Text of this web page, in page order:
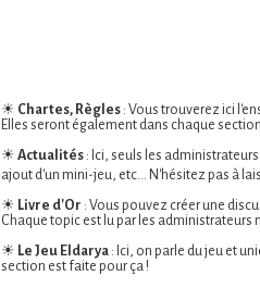
☀ Chartes, Règles : Vous trouverez ici
Elles seront également dans chaque
☀ Actualités : Ici, seuls les
ajout d'un mini-jeu, etc... N'hésitez pas à
☀ Livre d'Or : Vous pouvez créer une
Chaque topic est lu par les administrateurs
☀ Le Jeu Eldarya : Ici, on parle du jeu et
section est faite pour ça !